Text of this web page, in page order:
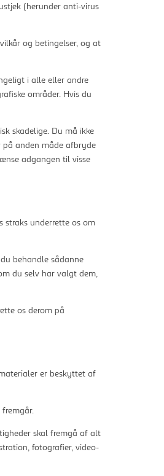
(herunder anti-virus
og betingelser, og at
i alle eller andre
områder. Hvis du
skadelige. Du må ikke
på anden måde afbryde
adgangen til visse
straks underrette os om
behandle sådanne
du selv har valgt dem,
os derom på
er beskyttet af
skal fremgå af alt
fotografier, video-